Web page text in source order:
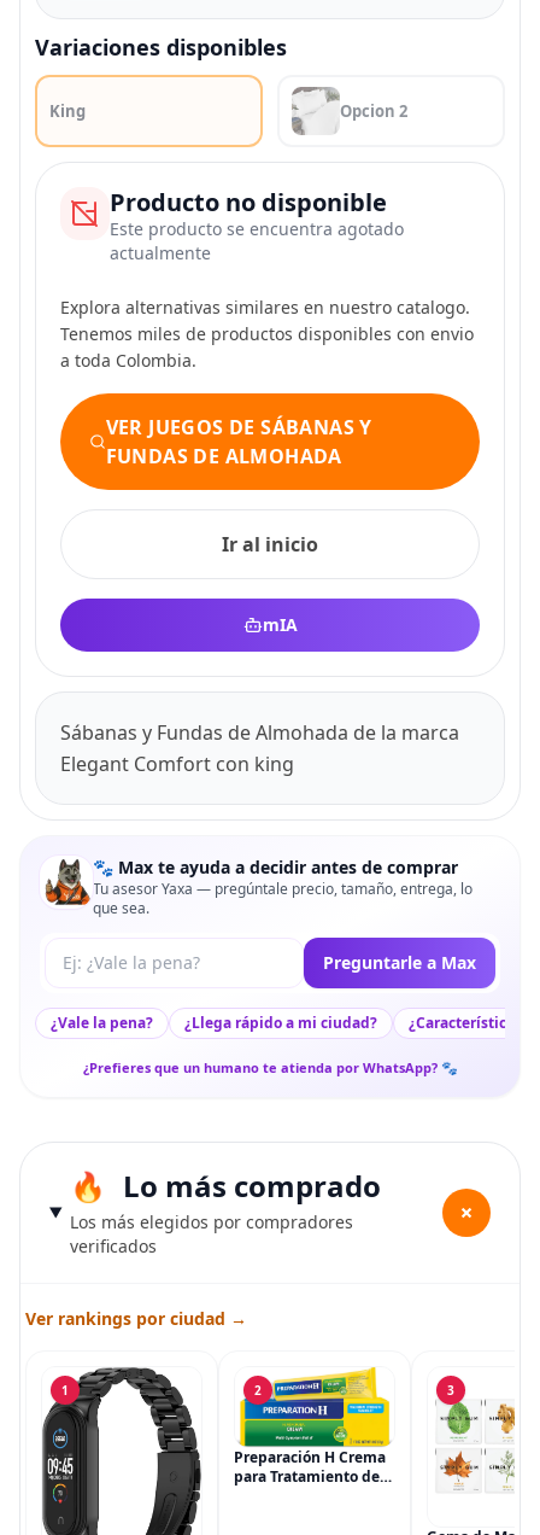
Variaciones disponibles
King Opcion 2
Producto no disponible
Este producto se encuentra agotado
actualmente
Explora alternativas similares en nuestro catalogo.
Tenemos miles de productos disponibles con envio
a toda Colombia.
VER JUEGOS DE SÁBANAS Y
FUNDAS DE ALMOHADA
Ir al inicio
mIA
Sábanas y Fundas de Almohada de la marca
Elegant Comfort con king
🐾 Max te ayuda a decidir antes de comprar
Tu asesor Yaxa — pregúntale precio, tamaño, entrega, lo
que sea.
Tu pregunta a Max Preguntarle a Max
¿Vale la pena? ¿Llega rápido a mi ciudad? ¿Características
¿Prefieres que un humano te atienda por WhatsApp? 🐾
Lo más comprado
Los más elegidos por compradores
verificados
+
Ver rankings por ciudad →
1 2
Preparación H Crema
para Tratamiento de
3